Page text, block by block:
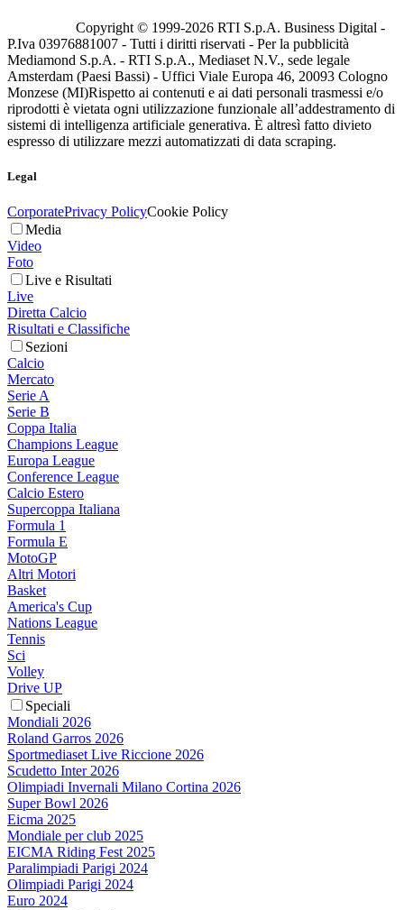
Copyright © 1999-2026 RTI S.p.A. Business Digital -
P.Iva 03976881007 - Tutti i diritti riservati - Per la pubblicità
Mediamond S.p.A. - RTI S.p.A., Mediaset N.V., sede legale
Amsterdam (Paesi Bassi) - Uffici Viale Europa 46, 20093 Cologno
Monzese (MI)Rispetto ai contenuti e ai dati personali trasmessi e/o
riprodotti è vietata ogni utilizzazione funzionale all’addestramento di
sistemi di intelligenza artificiale generativa. È altresì fatto divieto
espresso di utilizzare mezzi automatizzati di data scraping.
Legal
CorporatePrivacy PolicyCookie Policy
Media
Video
Foto
Live e Risultati
Live
Diretta Calcio
Risultati e Classifiche
Sezioni
Calcio
Mercato
Serie A
Serie B
Coppa Italia
Champions League
Europa League
Conference League
Calcio Estero
Supercoppa Italiana
Formula 1
Formula E
MotoGP
Altri Motori
Basket
America's Cup
Nations League
Tennis
Sci
Volley
Drive UP
Speciali
Mondiali 2026
Roland Garros 2026
Sportmediaset Live Riccione 2026
Scudetto Inter 2026
Olimpiadi Invernali Milano Cortina 2026
Super Bowl 2026
Eicma 2025
Mondiale per club 2025
EICMA Riding Fest 2025
Paralimpiadi Parigi 2024
Olimpiadi Parigi 2024
Euro 2024